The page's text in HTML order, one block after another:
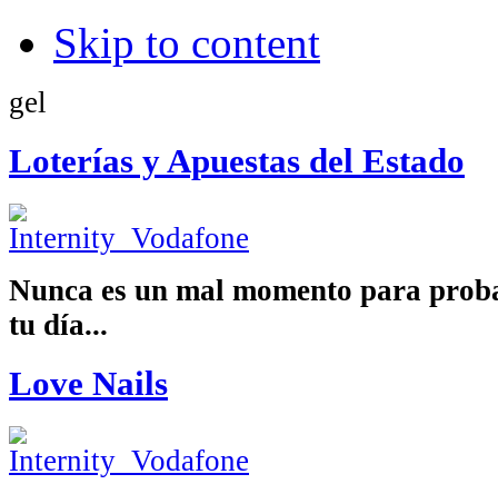
Skip to content
gel
Loterías y Apuestas del Estado
Nunca es un mal momento para
tu día...
Love Nails